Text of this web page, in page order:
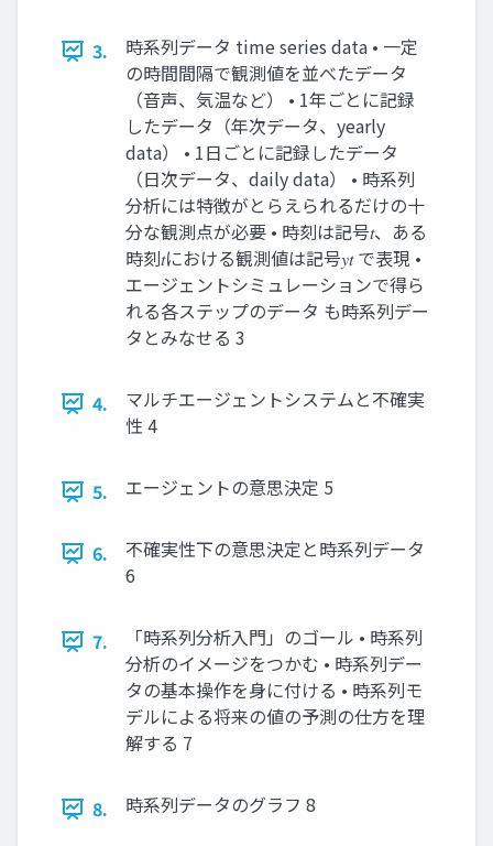
3.
時系列データ time series data • 一定
の時間間隔で観測値を並べたデータ
（音声、気温など） • 1年ごとに記録
したデータ（年次データ、yearly
data） • 1日ごとに記録したデータ
（日次データ、daily data） • 時系列
分析には特徴がとらえられるだけの十
分な観測点が必要 • 時刻は記号𝑡、ある
時刻𝑡における観測値は記号𝑦𝑡 で表現 •
エージェントシミュレーションで得ら
れる各ステップのデータ も時系列デー
タとみなせる 3
4.
マルチエージェントシステムと不確実
性 4
5. エージェントの意思決定 5
6.
不確実性下の意思決定と時系列データ
6
7.
「時系列分析入門」のゴール • 時系列
分析のイメージをつかむ • 時系列デー
タの基本操作を身に付ける • 時系列モ
デルによる将来の値の予測の仕方を理
解する 7
8. 時系列データのグラフ 8